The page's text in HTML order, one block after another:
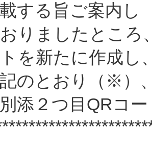
する旨ご案内し
りましたところ
を新たに作成し
のとおり（※）
添２つ目QRコー